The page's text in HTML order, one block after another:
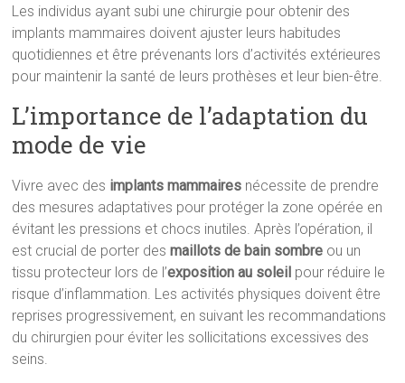
Les individus ayant subi une chirurgie pour obtenir des
implants mammaires doivent ajuster leurs habitudes
quotidiennes et être prévenants lors d’activités extérieures
pour maintenir la santé de leurs prothèses et leur bien-être.
L’importance de l’adaptation du
mode de vie
Vivre avec des implants mammaires nécessite de prendre
des mesures adaptatives pour protéger la zone opérée en
évitant les pressions et chocs inutiles. Après l’opération, il
est crucial de porter desmaillots de bain sombre ou un
tissu protecteur lors de l’exposition au soleil pour réduire le
risque d’inflammation. Les activités physiques doivent être
reprises progressivement, en suivant les recommandations
du chirurgien pour éviter les sollicitations excessives des
seins.